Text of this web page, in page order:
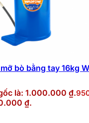
bò bằng tay 16kg
là: 1.000.000 ₫.
₫.